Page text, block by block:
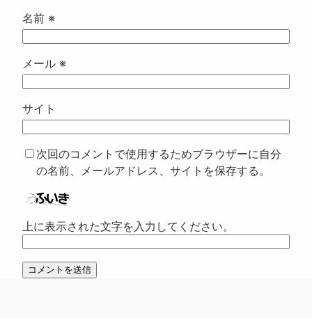
名前 ※
メール ※
サイト
次回のコメントで使用するためブラウザーに自分
の名前、メールアドレス、サイトを保存する。
上に表示された文字を入力してください。